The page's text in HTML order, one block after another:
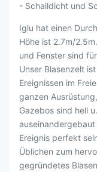
- Schalldicht und
Iglu hat einen
Höhe ist 2.7m/
und Fenster sind
Unser Blasenzelt
Ereignissen im
ganzen
Gazebos sind hell
Ereignis perfekt
Üblichen zum
gegründetes